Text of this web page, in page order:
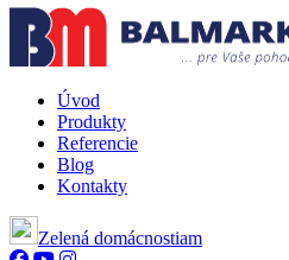
Úvod
Produkty
Referencie
Blog
Kontakty
Zelená domácnostiam